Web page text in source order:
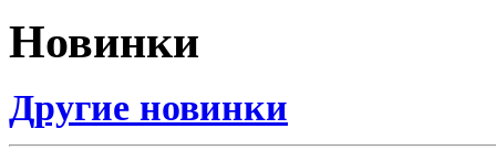
Новинки
Другие новинки